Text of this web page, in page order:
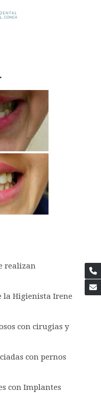
realizan
la Higienista Irene
con cirugias y
con pernos
con Implantes